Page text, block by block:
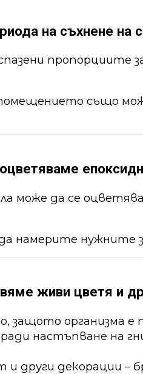
на съхнене
пропорциите
също
може да се
намерите нужните
живи цветя и
защото организма
настъпване на
и други декорации –